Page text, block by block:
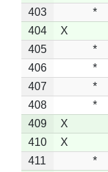
403
*
404
X
405
*
406
*
407
*
408
*
409
X
410
X
411
*